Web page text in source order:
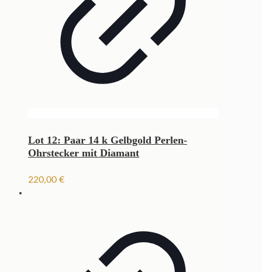
Lot 12: Paar 14 k Gelbgold Perlen-
Ohrstecker mit Diamant
220,00 €